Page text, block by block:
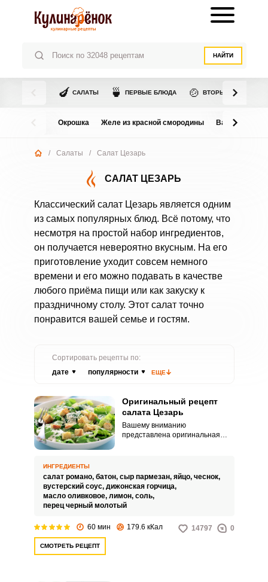
НАЙТИ
🍆 САЛАТЫ 🍵 ПЕРВЫЕ БЛЮДА 🍲 ВТОРЫЕ БЛЮДА
Окрошка Желе из красной смородины Варенье из
/ Салаты / Салат Цезарь
САЛАТ ЦЕЗАРЬ
Классический салат Цезарь является одним
из самых популярных блюд. Всё потому, что
несмотря на простой набор ингредиентов,
он получается невероятно вкусным. На его
приготовление уходит совсем немного
времени и его можно подавать в качестве
любого приёма пищи или как закуску к
праздничному столу. Этот салат точно
понравится вашей семье и гостям.
Сортировать рецепты по:
дате
популярности ЕЩЕ
Оригинальный рецепт
салата Цезарь
Вашему вниманию
представлена оригинальная
ингредиентов, приготовить его
несложно.
ИНГРЕДИЕНТЫ
салат романо, батон, сыр пармезан, яйцо, чеснок,
вустерский соус, дижонская горчица,
масло оливковое, лимон, соль,
перец черный молотый
60 мин 179.6 кКал 14797 0
СМОТРЕТЬ РЕЦЕПТ